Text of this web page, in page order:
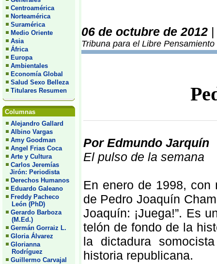
Centroamérica
Norteamérica
Suramérica
Medio Oriente
Asia
África
Europa
Ambientales
Economía Global
Salud Sexo Belleza
Titulares Resumen
Columnas
Alejandro Gallard
Albino Vargas
Amy Goodman
Angel Frias Coca
Arte y Cultura
Carlos Jeremías
Jirón: Periodista
Derechos Humanos
Eduardo Galeano
Freddy Pacheco
León (PhD)
Gerardo Barboza
(M.Ed.)
Germán Gorraiz L.
Gloria Álvarez
Glorianna
Rodríguez
Guillermo Carvajal
06 de octubre de 2012
Tribuna para el Libre Pensamiento
Por Edmundo Jarquín
El pulso de la semana
En enero de 1998, con
de Pedro Joaquín
Joaquín: ¡Juega!”. Es
telón de fondo de la
la dictadura
historia republicana.